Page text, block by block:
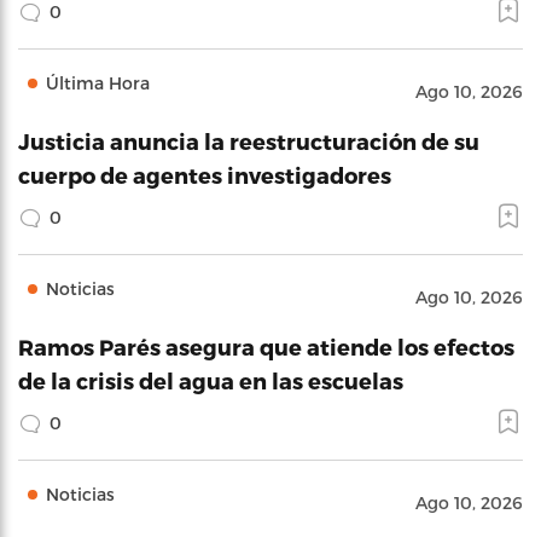
0
Última Hora Ago 10, 2026
Justicia anuncia la reestructuración de su
cuerpo de agentes investigadores
0
Noticias Ago 10, 2026
Ramos Parés asegura que atiende los efectos
de la crisis del agua en las escuelas
0
Noticias Ago 10, 2026